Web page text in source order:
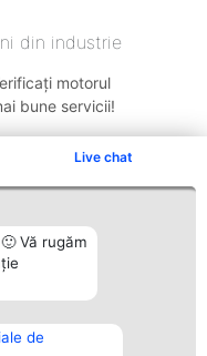
Live chat
Vă rugăm
de
din industrie
motorul
bune servicii!
Contact